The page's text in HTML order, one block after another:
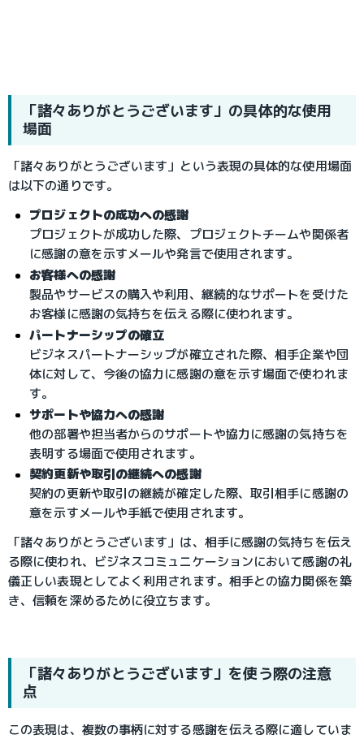
「諸々ありがとうございます」の具体的な使用
場面
「諸々ありがとうございます」という表現の具体的な使用場面
は以下の通りです。
プロジェクトの成功への感謝
プロジェクトが成功した際、プロジェクトチームや関係者
に感謝の意を示すメールや発言で使用されます。
お客様への感謝
製品やサービスの購入や利用、継続的なサポートを受けた
お客様に感謝の気持ちを伝える際に使われます。
パートナーシップの確立
ビジネスパートナーシップが確立された際、相手企業や団
体に対して、今後の協力に感謝の意を示す場面で使われま
す。
サポートや協力への感謝
他の部署や担当者からのサポートや協力に感謝の気持ちを
表明する場面で使用されます。
契約更新や取引の継続への感謝
契約の更新や取引の継続が確定した際、取引相手に感謝の
意を示すメールや手紙で使用されます。
「諸々ありがとうございます」は、相手に感謝の気持ちを伝え
る際に使われ、ビジネスコミュニケーションにおいて感謝の礼
儀正しい表現としてよく利用されます。相手との協力関係を築
き、信頼を深めるために役立ちます。
「諸々ありがとうございます」を使う際の注意
点
この表現は、複数の事柄に対する感謝を伝える際に適していま